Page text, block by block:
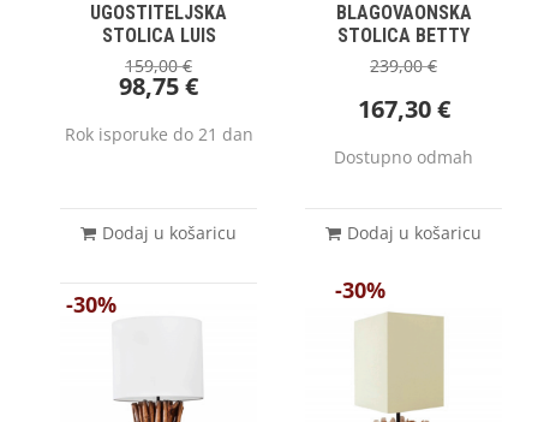
UGOSTITELJSKA
STOLICA LUIS
159,00€
98,75€
Rok isporuke do 21 dan
Dodaj u košaricu
BLAGOVAONSKA
STOLICA BETTY
239,00€
167,30€
Dostupno odmah
Dodaj u košaricu
-30% -30%